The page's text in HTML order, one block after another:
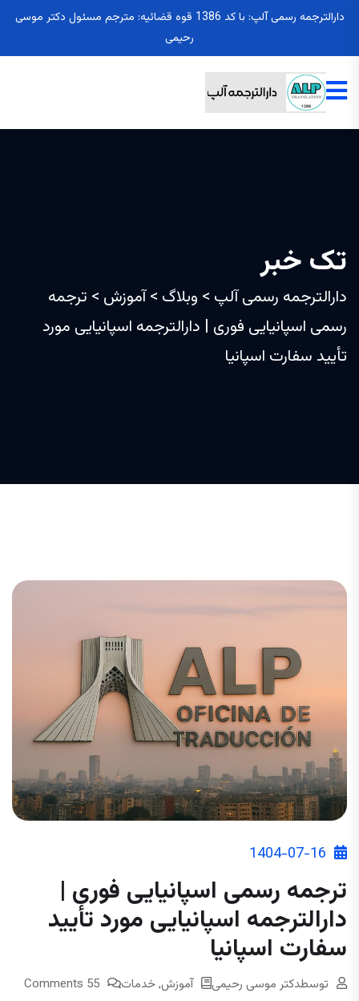
دارالترجمه رسمی آلپ: با کد 1386 قوه قضائیه: مترجم مسئول دکتر موسی
رحیمی
تک خبر
دارالترجمه رسمی آلپ > وبلاگ >آموزش > ترجمه
رسمی اسپانیایی فوری | دارالترجمه اسپانیایی مورد
تأیید سفارت اسپانیا
1404-07-16
ترجمه رسمی اسپانیایی فوری |
دارالترجمه اسپانیایی مورد تأیید
سفارت اسپانیا
توسطدکتر موسی رحیمی آموزش,خدمات 55 Comments